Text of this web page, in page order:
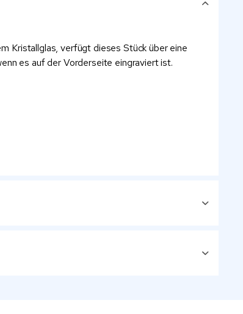
Kristallglas, verfügt dieses Stück über eine
es auf der Vorderseite eingraviert ist.